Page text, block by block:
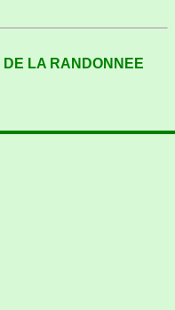
LA RANDONNEE